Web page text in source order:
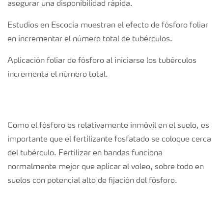
asegurar una disponibilidad rápida.
Estudios en Escocia muestran el efecto de fósforo foliar
en incrementar el número total de tubérculos.
Aplicación foliar de fósforo al iniciarse los tubérculos
incrementa el número total.
Como el fósforo es relativamente inmóvil en el suelo, es
importante que el fertilizante fosfatado se coloque cerca
del tubérculo. Fertilizar en bandas funciona
normalmente mejor que aplicar al voleo, sobre todo en
suelos con potencial alto de fijación del fósforo.